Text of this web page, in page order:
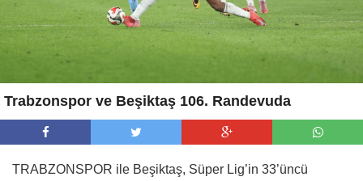
Trabzonspor ve Beşiktaş 106. Randevuda
TRABZONSPOR ile Beşiktaş, Süper Lig’in 33’üncü